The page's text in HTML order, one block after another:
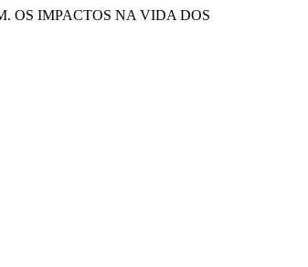
OS IMPACTOS NA VIDA DOS